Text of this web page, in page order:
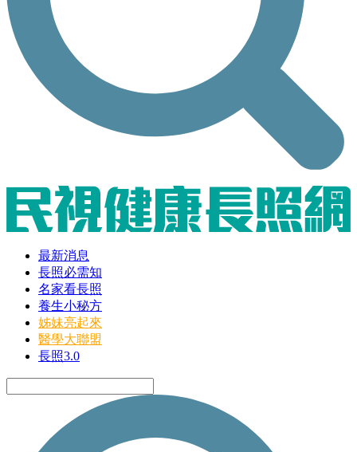
最新消息
長照必需知
名家看長照
養生小秘方
姊妹亮起來
醫學大聯盟
長照3.0